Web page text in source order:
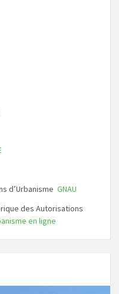
d’Urbanisme GNAU
des Autorisations
en ligne